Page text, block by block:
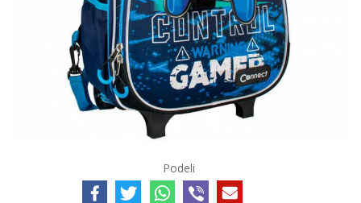
Podeli